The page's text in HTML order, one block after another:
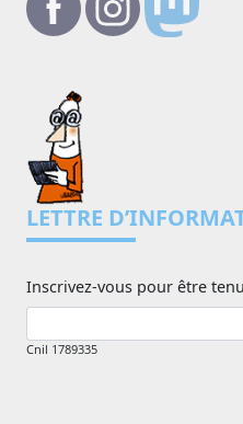
LETTRE
Inscrivez-vous pour être
Cnil 1789335